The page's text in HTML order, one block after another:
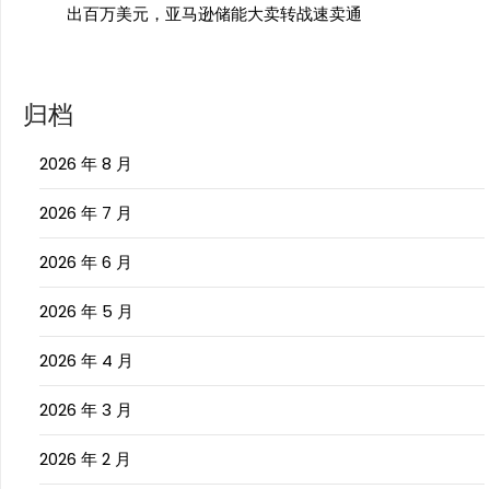
出百万美元，亚马逊储能大卖转战速卖通
归档
2026 年 8 月
2026 年 7 月
2026 年 6 月
2026 年 5 月
2026 年 4 月
2026 年 3 月
2026 年 2 月